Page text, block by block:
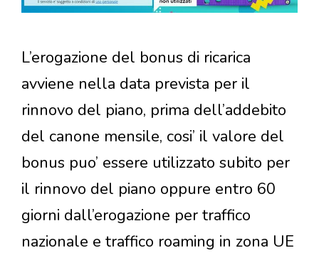
L’erogazione del bonus di ricarica
avviene nella data prevista per il
rinnovo del piano, prima dell’addebito
del canone mensile, cosi’ il valore del
bonus puo’ essere utilizzato subito per
il rinnovo del piano oppure entro 60
giorni dall’erogazione per traffico
nazionale e traffico roaming in zona UE